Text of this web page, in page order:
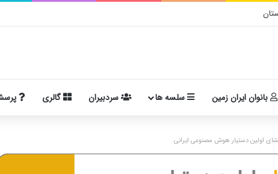
بانوان ایران زمین سلسه ها سردبیران گالری
اولین دستیار هوش مصنوعی ایرانی